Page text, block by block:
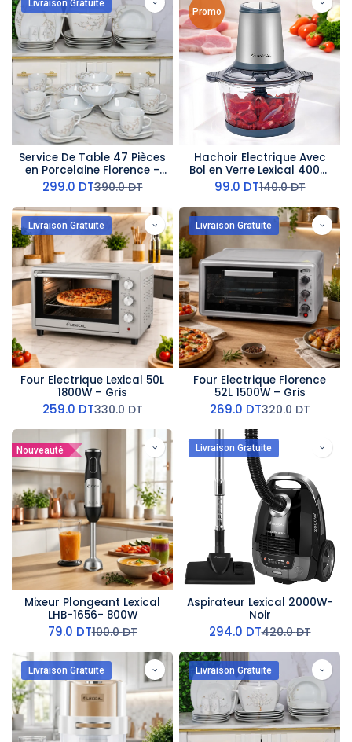
Livraison Gratuite
Service De Table 47 Pièces
en Porcelaine Florence -
G2228
299.0 DT390.0DT
Promo
Hachoir Electrique Avec
Bol en Verre Lexical 400W
3L - Bleu
99.0 DT140.0DT
Livraison Gratuite
Four Electrique Lexical 50L
1800W – Gris
259.0 DT330.0DT
Livraison Gratuite
Four Electrique Florence
52L 1500W – Gris
269.0 DT320.0DT
Nouveauté
Mixeur Plongeant Lexical
LHB-1656- 800W
79.0 DT100.0DT
Livraison Gratuite
Aspirateur Lexical 2000W-
Noir
294.0 DT420.0DT
Livraison Gratuite Livraison Gratuite